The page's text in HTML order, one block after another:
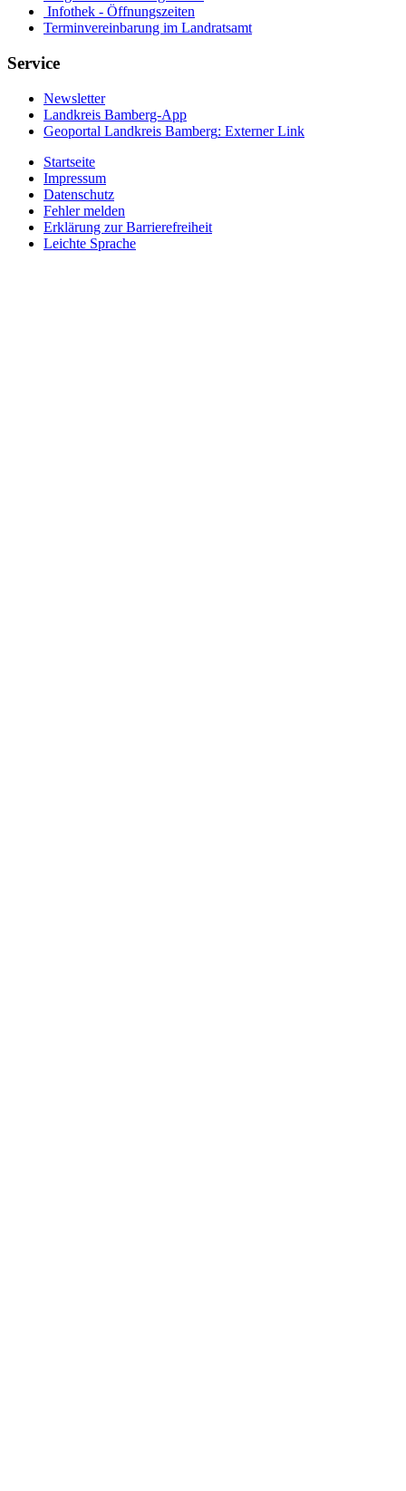
Infothek - Öffnungszeiten
Terminvereinbarung im Landratsamt
Service
Newsletter
Landkreis Bamberg-App
Geoportal Landkreis Bamberg: Externer Link
Startseite
Impressum
Datenschutz
Fehler melden
Erklärung zur Barrierefreiheit
Leichte Sprache